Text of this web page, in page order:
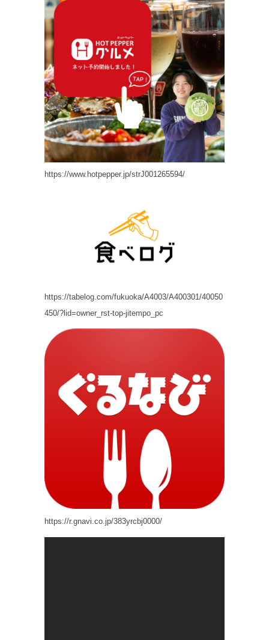
https://www.hotpepper.jp/strJ001265594/
https://tabelog.com/fukuoka/A4003/A400301/40050
450/?lid=owner_rst-top-jitempo_pc
https://r.gnavi.co.jp/383yrcbj0000/